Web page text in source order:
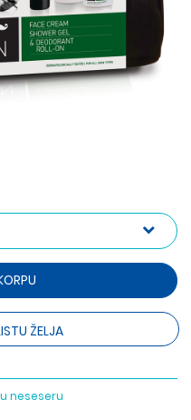
ŽELJA
neseseru